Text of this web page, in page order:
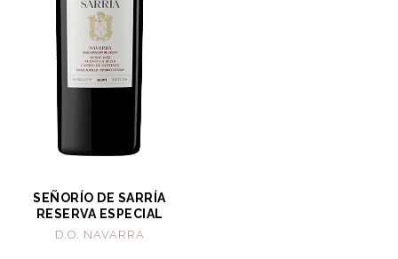
SEÑORÍO DE SARRÍA
RESERVA ESPECIAL
D.O. NAVARRA